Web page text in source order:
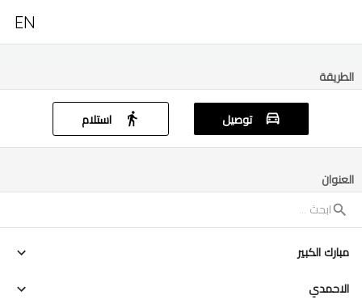
EN
الطريقة
توصيل استلام
العنوان
مبارك الكبير
الاحمدي